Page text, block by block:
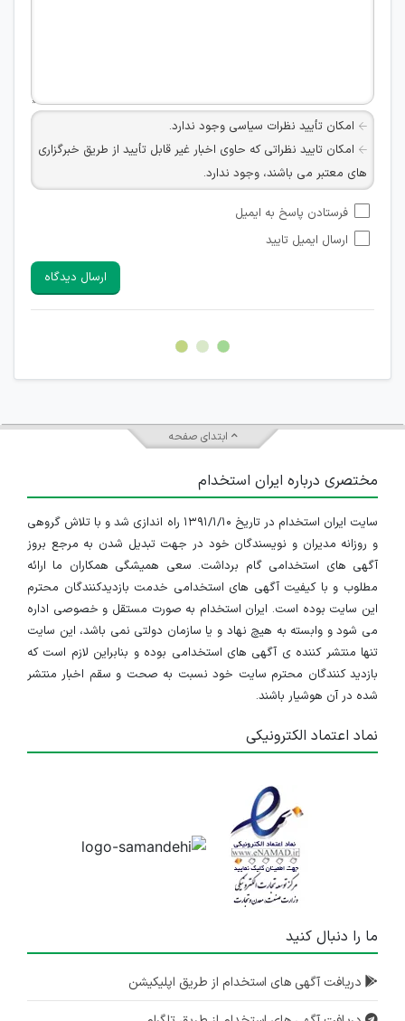
امکان تأیید نظرات سیاسی وجود ندارد.
امکان تایید نظراتی که حاوی اخبار غیر قابل تأیید از طریق خبرگزاری
های معتبر می باشند، وجود ندارد.
شبکه های مجازی ارتباطی می باشند وجود ندارد.
امکان تأیید نظرات کاربرانی که به هر طریقی قصد مأیوس کردن
هرگونه تحریک، تحقیر و کنایه به سایر افراد (مسئول و غیر مسئول)
غیر مجاز می باشد.
امکان هماهنگی برای هرگونه ملاقات حضوری چه به صورت دسته
فرستادن پاسخ به ایمیل
ارسال ایمیل تایید
ارسال دیدگاه
ابتدای صفحه
مختصری درباره ایران استخدام
سایت ایران استخدام در تاریخ ۱۳۹۱/۱/۱۰ راه اندازی شد و با تلاش گروهی
و روزانه مدیران و نویسندگان خود در جهت تبدیل شدن به مرجع بروز
آگهی های استخدامی گام برداشت. سعی همیشگی همکاران ما ارائه
مطلوب و با کیفیت آگهی های استخدامی خدمت بازدیدکنندگان محترم
این سایت بوده است. ایران استخدام به صورت مستقل و خصوصی اداره
می شود و وابسته به هیچ نهاد و یا سازمان دولتی نمی باشد، این سایت
تنها منتشر کننده ی آگهی های استخدامی بوده و بنابراین لازم است که
بازدید کنندگان محترم سایت خود نسبت به صحت و سقم اخبار منتشر
شده در آن هوشیار باشند.
نماد اعتماد الکترونیکی
ما را دنبال کنید
دریافت آگهی های استخدام از طریق اپلیکیشن